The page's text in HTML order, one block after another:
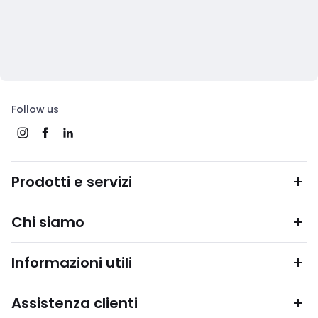
Follow us
Prodotti e servizi
Chi siamo
Informazioni utili
Assistenza clienti